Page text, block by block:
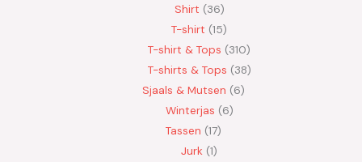
Shirt 36
T-shirt 15
T-shirt & Tops 310
T-shirts & Tops 38
Sjaals & Mutsen 6
Winterjas 6
Tassen 17
Jurk 1